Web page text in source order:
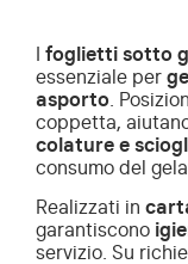
foglietti sotto
essenziale per
asporto .
coppetta,
colature e
consumo del
Realizzati in
garantiscono
servizio. Su